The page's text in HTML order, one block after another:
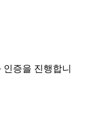
증을 진행합니